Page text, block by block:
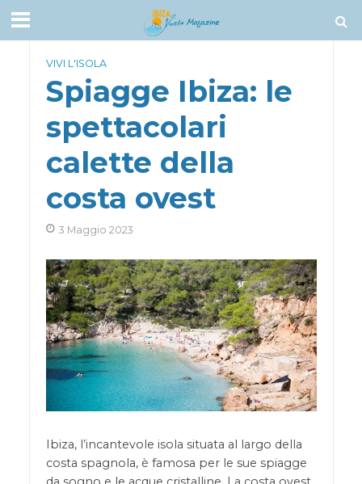
VIVI L'ISOLA
Spiagge Ibiza: le
spettacolari
calette della
costa ovest
3 Maggio 2023
Ibiza, l’incantevole isola situata al largo della
costa spagnola, è famosa per le sue spiagge